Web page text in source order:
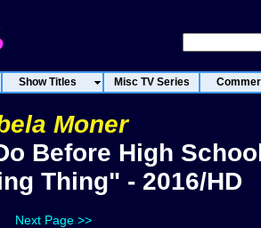
Show Titles Misc TV Series
Moner
Before High
Thing" - 2016/HD
Next Page >>